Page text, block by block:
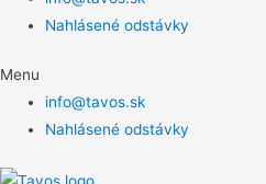
Nahlásené odstávky
Menu
info@tavos.sk
Nahlásené odstávky